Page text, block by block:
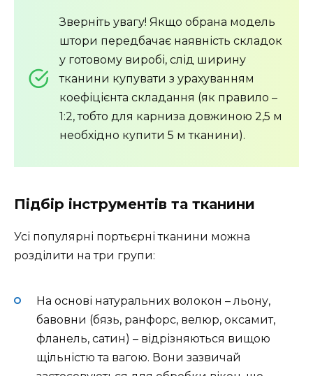
Зверніть увагу! Якщо обрана модель
штори передбачає наявність складок
у готовому виробі, слід ширину
тканини купувати з урахуванням
коефіцієнта складання (як правило –
1:2, тобто для карниза довжиною 2,5 м
необхідно купити 5 м тканини).
Підбір інструментів та тканини
Усі популярні портьєрні тканини можна
розділити на три групи:
На основі натуральних волокон – льону,
бавовни (бязь, ранфорс, велюр, оксамит,
фланель, сатин) – відрізняються вищою
щільністю та вагою. Вони зазвичай